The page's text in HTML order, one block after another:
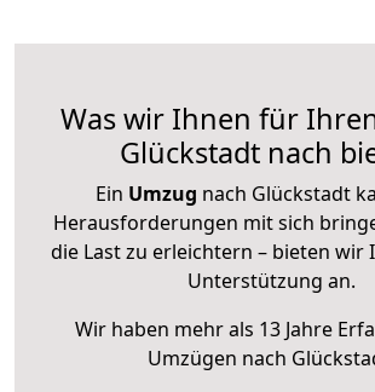
Was wir Ihnen für
Glückstadt nach
Ein Umzug nach Glückstadt
Herausforderungen mit sich
die Last zu erleichtern – bieten wir
Unterstützung an.
Wir haben mehr als 13 Jahre
Umzügen nach